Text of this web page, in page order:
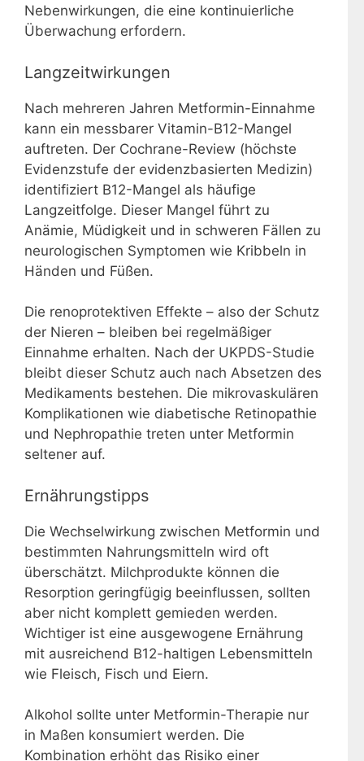
Nebenwirkungen, die eine kontinuierliche
Überwachung erfordern.
Langzeitwirkungen
Nach mehreren Jahren Metformin-Einnahme
kann ein messbarer Vitamin-B12-Mangel
auftreten. Der Cochrane-Review (höchste
Evidenzstufe der evidenzbasierten Medizin)
identifiziert B12-Mangel als häufige
Langzeitfolge. Dieser Mangel führt zu
Anämie, Müdigkeit und in schweren Fällen zu
neurologischen Symptomen wie Kribbeln in
Händen und Füßen.
Die renoprotektiven Effekte – also der Schutz
der Nieren – bleiben bei regelmäßiger
Einnahme erhalten. Nach der UKPDS-Studie
bleibt dieser Schutz auch nach Absetzen des
Medikaments bestehen. Die mikrovaskulären
Komplikationen wie diabetische Retinopathie
und Nephropathie treten unter Metformin
seltener auf.
Ernährungstipps
Die Wechselwirkung zwischen Metformin und
bestimmten Nahrungsmitteln wird oft
überschätzt. Milchprodukte können die
Resorption geringfügig beeinflussen, sollten
aber nicht komplett gemieden werden.
Wichtiger ist eine ausgewogene Ernährung
mit ausreichend B12-haltigen Lebensmitteln
wie Fleisch, Fisch und Eiern.
Alkohol sollte unter Metformin-Therapie nur
in Maßen konsumiert werden. Die
Kombination erhöht das Risiko einer